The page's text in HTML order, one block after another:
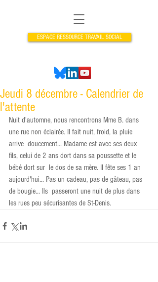
ESPACE RESSOURCE TRAVAIL SOCIAL
Jeudi 8 décembre - Calendrier de
l'attente
Nuit d'automne, nous rencontrons Mme B. dans
une rue non éclairée. Il fait nuit, froid, la pluie
arrive  doucement... Madame est avec ses deux
fils, celui de 2 ans dort dans sa poussette et le
bébé dort sur  le dos de sa mère. Il fête ses 1 an
aujourd'hui... Pas un cadeau, pas de gâteau, pas
de bougie... Ils  passeront une nuit de plus dans
les rues peu sécurisantes de St-Denis.